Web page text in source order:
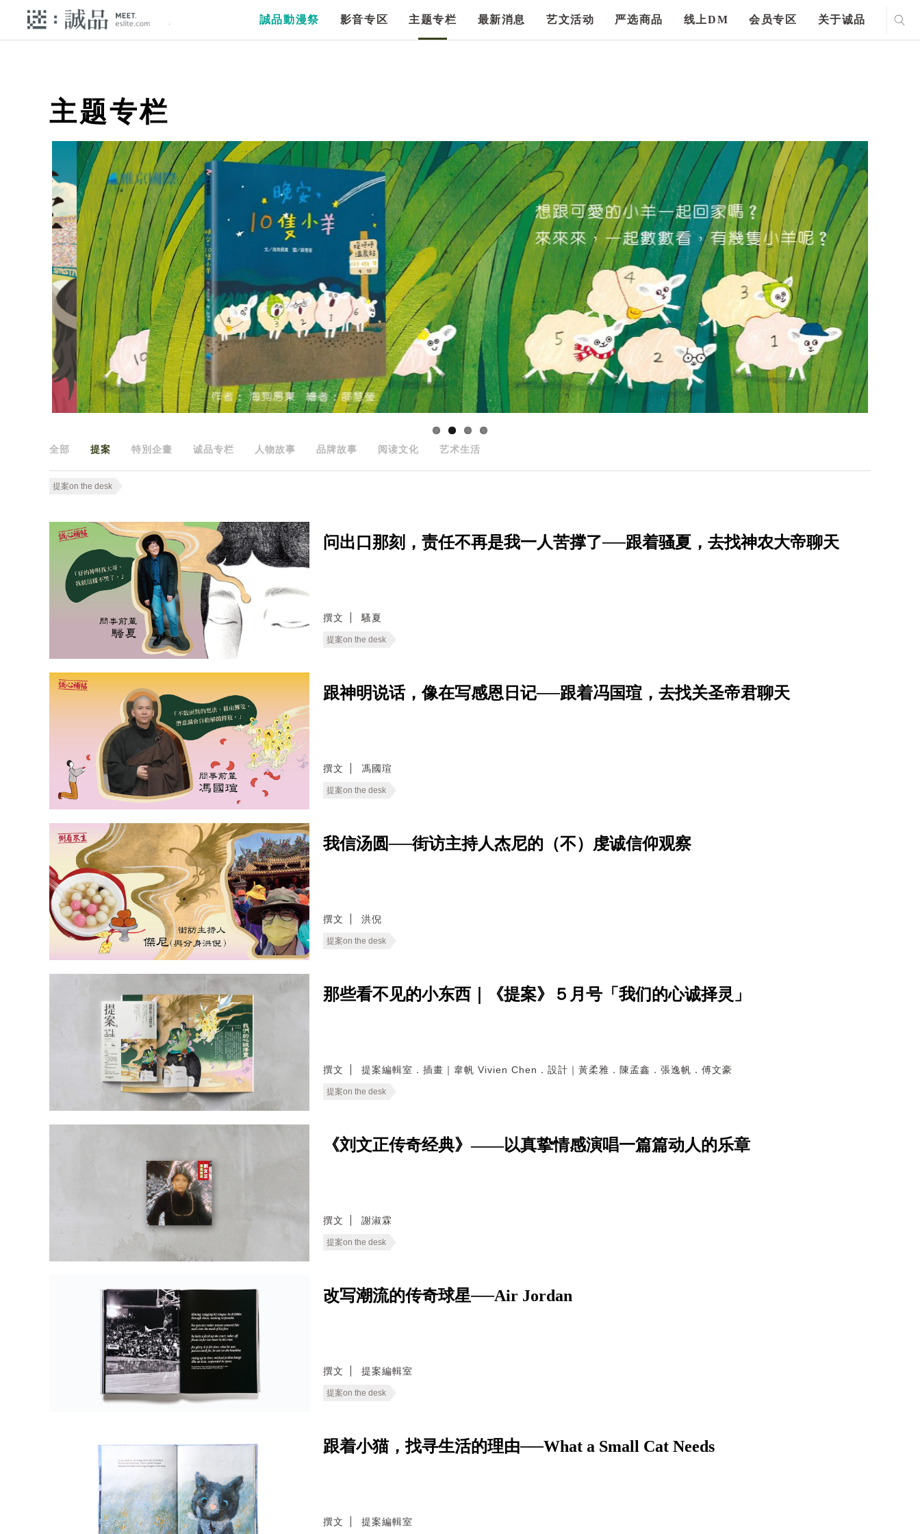
誠品動漫祭 影音专区 主题专栏 最新消息 艺文活动 严选商品 线上DM 会员专区 关于诚品
主题专栏
全部 提案 特別企畫 诚品专栏 人物故事 品牌故事 阅读文化 艺术生活
提案on the desk
问出口那刻，责任不再是我一人苦撑了──跟着骚夏，去找神农大帝聊天
撰文 騷夏
提案on the desk
跟神明说话，像在写感恩日记──跟着冯国瑄，去找关圣帝君聊天
撰文 馮國瑄
提案on the desk
我信汤圆──街访主持人杰尼的（不）虔诚信仰观察
撰文 洪倪
提案on the desk
那些看不见的小东西｜《提案》５月号「我们的心诚择灵」
撰文 提案編輯室．插畫｜韋帆 Vivien Chen．設計｜黃柔雅．陳孟鑫．張逸帆．傅文豪
提案on the desk
《刘文正传奇经典》——以真挚情感演唱一篇篇动人的乐章
撰文 謝淑霖
提案on the desk
改写潮流的传奇球星──Air Jordan
撰文 提案編輯室
提案on the desk
跟着小猫，找寻生活的理由──What a Small Cat Needs
撰文 提案編輯室